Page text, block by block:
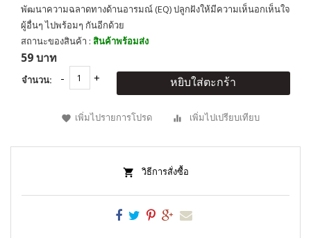
พัฒนาความฉลาดทางด้านอารมณ์ (EQ) ปลูกฝังให้มีความเห็นอกเห็นใจ
ผู้อื่นๆ ไปพร้อมๆ กันอีกด้วย
สถานะของสินค้า : สินค้าพร้อมส่ง
59 บาท
จำนวน: หยิบใส่ตะกร้า
เพิ่มไปรายการโปรด เพิ่มไปเปรียบเทียบ
วิธีการสั่งซื้อ